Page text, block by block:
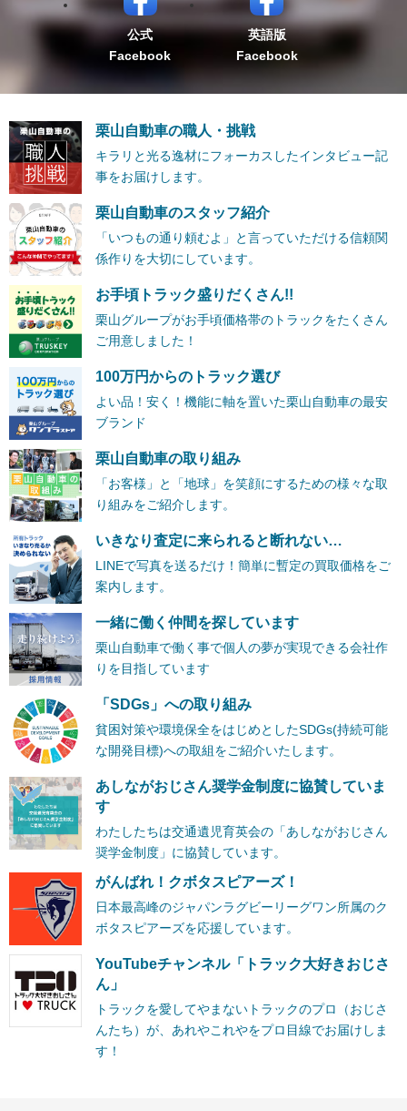
公式
Facebook
英語版
Facebook
栗山自動車の職人・挑戦
キラリと光る逸材にフォーカスしたインタビュー記
事をお届けします。
栗山自動車のスタッフ紹介
「いつもの通り頼むよ」と言っていただける信頼関
係作りを大切にしています。
お手頃トラック盛りだくさん!!
栗山グループがお手頃価格帯のトラックをたくさん
ご用意しました！
100万円からのトラック選び
よい品！安く！機能に軸を置いた栗山自動車の最安
ブランド
栗山自動車の取り組み
「お客様」と「地球」を笑顔にするための様々な取
り組みをご紹介します。
いきなり査定に来られると断れない…
LINEで写真を送るだけ！簡単に暫定の買取価格をご
案内します。
一緒に働く仲間を探しています
栗山自動車で働く事で個人の夢が実現できる会社作
りを目指しています
「SDGs」への取り組み
貧困対策や環境保全をはじめとしたSDGs(持続可能
な開発目標)への取組をご紹介いたします。
あしながおじさん奨学金制度に協賛していま
す
わたしたちは交通遺児育英会の「あしながおじさん
奨学金制度」に協賛しています。
がんばれ！クボタスピアーズ！
日本最高峰のジャパンラグビーリーグワン所属のク
ボタスピアーズを応援しています。
YouTubeチャンネル「トラック大好きおじさ
ん」
トラックを愛してやまないトラックのプロ（おじさ
んたち）が、あれやこれやをプロ目線でお届けしま
す！